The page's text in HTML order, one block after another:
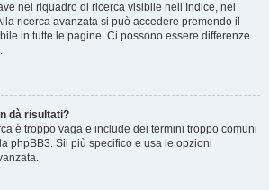
nel riquadro di ricerca visibile nell’Indice, nei
ricerca avanzata si può accedere premendo il
in tutte le pagine. Ci possono essere differenze
dà risultati?
è troppo vaga e include dei termini troppo comuni
phpBB3. Sii più specifico e usa le opzioni